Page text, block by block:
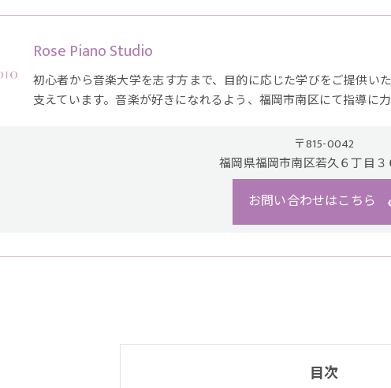
Rose Piano Studio
初心者から音楽大学を志す方まで、目的に応じた学びをご提供い
支えています。音楽が好きになれるよう、福岡市南区にて指導に
〒815-0042
福岡県福岡市南区若久６丁目３
お問い合わせはこちら
目次